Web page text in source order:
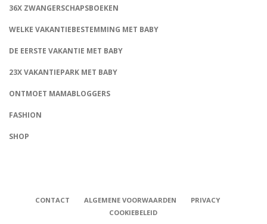
36X ZWANGERSCHAPSBOEKEN
WELKE VAKANTIEBESTEMMING MET BABY
DE EERSTE VAKANTIE MET BABY
23X VAKANTIEPARK MET BABY
ONTMOET MAMABLOGGERS
FASHION
SHOP
CONTACT ALGEMENE VOORWAARDEN
PRIVACY
COOKIEBELEID